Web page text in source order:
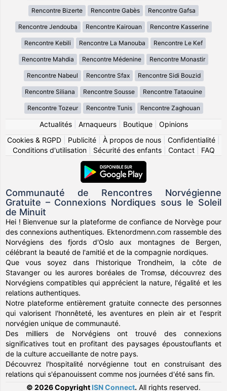
Rencontre Bizerte Rencontre Gabès Rencontre Gafsa
Rencontre Jendouba Rencontre Kairouan Rencontre Kasserine
Rencontre Kebili Rencontre La Manouba Rencontre Le Kef
Rencontre Mahdia Rencontre Médenine Rencontre Monastir
Rencontre Nabeul Rencontre Sfax Rencontre Sidi Bouzid
Rencontre Siliana Rencontre Sousse Rencontre Tataouine
Rencontre Tozeur Rencontre Tunis Rencontre Zaghouan
Actualités| Arnaqueurs| Boutique| Opinions
Cookies & RGPD
Publicité À propos de nous Confidentialité
Conditions d'utilisation| Sécurité des enfants| Contact| FAQ
Communauté de Rencontres Norvégienne
Gratuite – Connexions Nordiques sous le Soleil
de Minuit
Hei ! Bienvenue sur la plateforme de confiance de Norvège pour
des connexions authentiques. Ektenordmenn.com rassemble des
Norvégiens des fjords d'Oslo aux montagnes de Bergen,
célébrant la beauté de l'amitié et de la compagnie nordiques.
Que vous soyez dans l'historique Trondheim, la côte de
Stavanger ou les aurores boréales de Tromsø, découvrez des
Norvégiens compatibles qui apprécient la nature, l'égalité et les
relations authentiques.
Notre plateforme entièrement gratuite connecte des personnes
qui valorisent l'honnêteté, les aventures en plein air et l'esprit
norvégien unique de communauté.
Des milliers de Norvégiens ont trouvé des connexions
significatives tout en profitant des paysages époustouflants et
de la culture accueillante de notre pays.
Découvrez l'hospitalité norvégienne tout en construisant des
relations qui s'épanouissent comme nos journées d'été sans fin.
© 2026 Copyright ISN Connect. All rights reserved.